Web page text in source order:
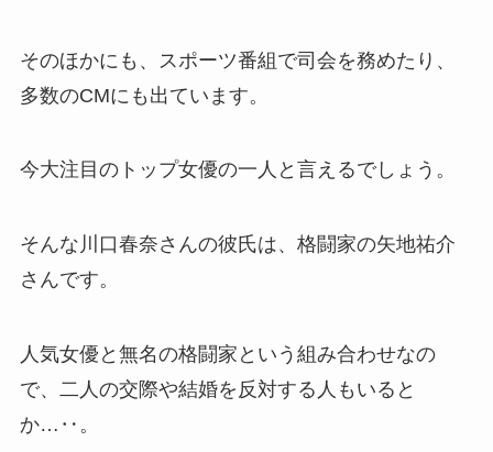
そのほかにも、スポーツ番組で司会を務めたり、
多数のCMにも出ています。
今大注目のトップ女優の一人と言えるでしょう。
そんな川口春奈さんの彼氏は、格闘家の矢地祐介
さんです。
人気女優と無名の格闘家という組み合わせなの
で、二人の交際や結婚を反対する人もいると
か…‥。